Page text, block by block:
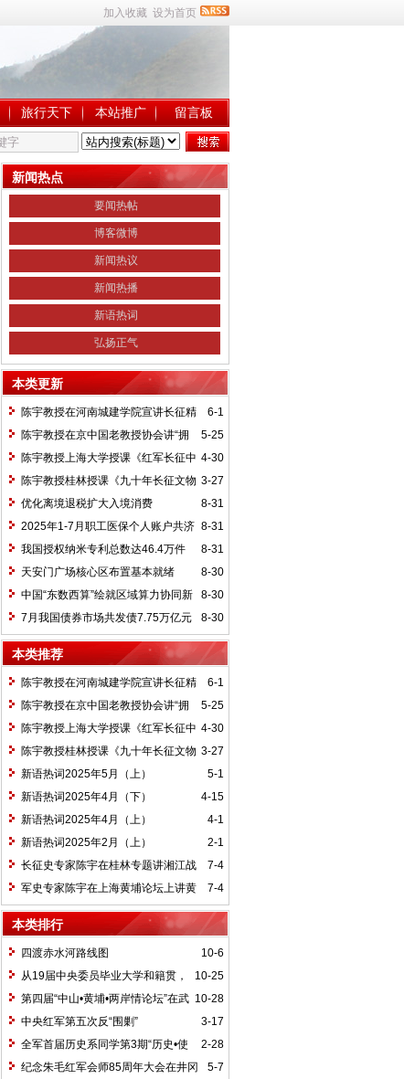
加入收藏 设为首页
旅行天下 本站推广 留言板
新闻热点
要闻热帖
博客微博
新闻热议
新闻热播
新语热词
弘扬正气
本类更新
6-1
陈宇教授在河南城建学院宣讲长征精
神及红25军长征史
5-25
陈宇教授在京中国老教授协会讲“拥
抱中华新文明”
4-30
陈宇教授上海大学授课《红军长征中
的黄埔师生》
3-27
陈宇教授桂林授课《九十年长征文物
鉴赏》
8-31
优化离境退税扩大入境消费
8-31
2025年1-7月职工医保个人账户共济
2.31亿人次 共济金额304.57亿元
8-31
我国授权纳米专利总数达46.4万件
8-30
天安门广场核心区布置基本就绪
8-30
中国“东数西算”绘就区域算力协同新
图景
8-30
7月我国债券市场共发债7.75万亿元
本类推荐
6-1
陈宇教授在河南城建学院宣讲长征精
神及红25军长征史
5-25
陈宇教授在京中国老教授协会讲“拥
抱中华新文明”
4-30
陈宇教授上海大学授课《红军长征中
的黄埔师生》
3-27
陈宇教授桂林授课《九十年长征文物
鉴赏》
5-1
新语热词2025年5月（上）
4-15
新语热词2025年4月（下）
4-1
新语热词2025年4月（上）
2-1
新语热词2025年2月（上）
7-4
长征史专家陈宇在桂林专题讲湘江战
役精神
7-4
军史专家陈宇在上海黄埔论坛上讲黄
埔精神与国家统一大业
本类排行
10-6
四渡赤水河路线图
10-25
从19届中央委员毕业大学和籍贯，
看当代中国文化区域积淀
10-28
第四届“中山•黄埔•两岸情论坛”在武
汉举行
3-17
中央红军第五次反“围剿”
2-28
全军首届历史系同学第3期“历史•使
命”论坛纪要
5-7
纪念朱毛红军会师85周年大会在井冈